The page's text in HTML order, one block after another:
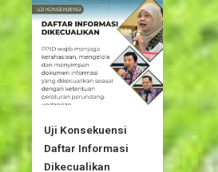
Uji Konsekuensi
Daftar Informasi
Dikecualikan